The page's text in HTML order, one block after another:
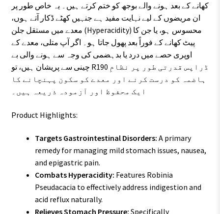
کھانے کے بعد ہونے والے بوجھ کو ختم کرتے ہیں۔ یہ خاص طور پر
ان مریضوں کے لیے نہایت مفید ہے جنہیں کھٹے ڈکار آتے ہوں،
معدے میں مستقل جلن (Hyperacidity) محسوس ہو، یا جن کا
پیٹ کھانے کے فوراً بعد پھول جاتا ہو۔ اگر آپ متلی، معدے کے
اوپری حصے میں درد یا بدہضمی کی وجہ سے ہونے والی بے
چینی سے پریشان ہیں، تو R190 ڈراپس قدرتی طور پر نظامِ
ہاضمہ کو درست کرنے اور معدے کو سکون پہنچانے کا
ایک محفوظ اور آزمودہ ذریعہ ہیں۔
Product Highlights:
Targets Gastrointestinal Disorders: A primary
remedy for managing mild stomach issues, nausea,
and epigastric pain.
Combats Hyperacidity: Features Robinia
Pseudacacia to effectively address indigestion and
acid reflux naturally.
Relieves Stomach Pressure: Specifically